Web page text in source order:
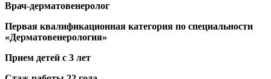
Врач-дерматовенеролог
Первая квалификационная категория по специальности
«Дерматовенерология»
Прием детей с 3 лет